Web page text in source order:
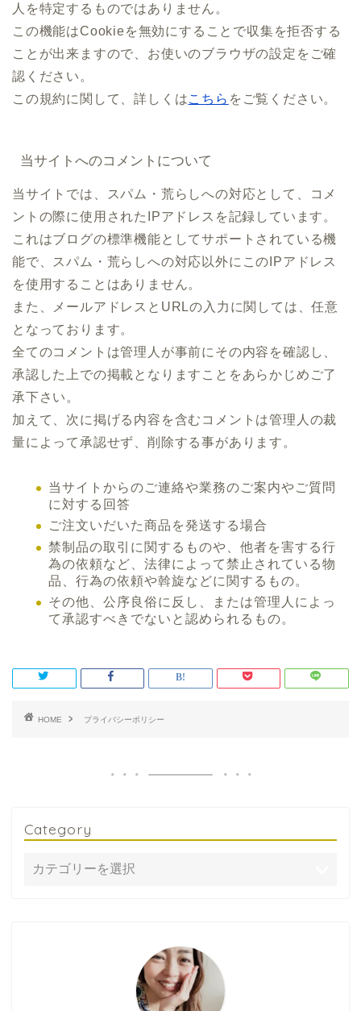
人を特定するものではありません。
この機能はCookieを無効にすることで収集を拒否する
ことが出来ますので、お使いのブラウザの設定をご確
認ください。
この規約に関して、詳しくはこちら をご覧ください。
当サイトへのコメントについて
当サイトでは、スパム・荒らしへの対応として、コメ
ントの際に使用されたIPアドレスを記録しています。
これはブログの標準機能としてサポートされている機
能で、スパム・荒らしへの対応以外にこのIPアドレス
を使用することはありません。
また、メールアドレスとURLの入力に関しては、任意
となっております。
全てのコメントは管理人が事前にその内容を確認し、
承認した上での掲載となりますことをあらかじめご了
承下さい。
加えて、次に掲げる内容を含むコメントは管理人の裁
量によって承認せず、削除する事があります。
当サイトからのご連絡や業務のご案内やご質問
に対する回答
ご注文いだいた商品を発送する場合
禁制品の取引に関するものや、他者を害する行
為の依頼など、法律によって禁止されている物
品、行為の依頼や斡旋などに関するもの。
その他、公序良俗に反し、または管理人によっ
て承認すべきでないと認められるもの。
HOME プライバシーポリシー
Category